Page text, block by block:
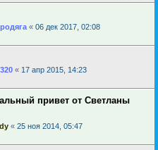
« 06 дек 2017, 02:08
« 17 апр 2015, 14:23
привет от Светланы
« 25 ноя 2014, 05:47